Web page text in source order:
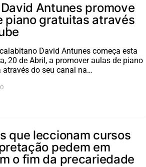
David Antunes promove
piano gratuitas através
David Antunes começa esta
20 de Abril, a promover aulas de piano
através do seu canal na…
que leccionam cursos
pedem em
o fim da precariedade